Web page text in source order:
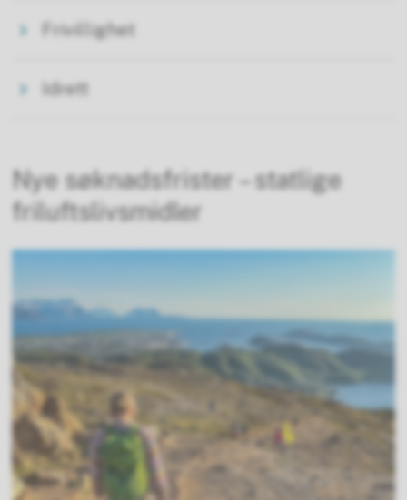
Frivillighet
Idrett
Nye søknadsfrister – statlige
friluftslivsmidler